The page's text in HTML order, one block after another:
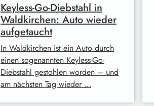
Keyless-Go-Diebstahl in
Waldkirchen: Auto wieder
aufgetaucht
In Waldkirchen ist ein Auto durch
einen sogenannten Keyless-Go-
Diebstahl gestohlen worden – und
am nächsten Tag wieder …